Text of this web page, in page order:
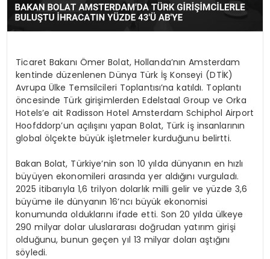
Ticaret Bakanı Ömer Bolat, Hollanda’nın Amsterdam
kentinde düzenlenen Dünya Türk İş Konseyi (DTİK)
Avrupa Ülke Temsilcileri Toplantısı’na katıldı. Toplantı
öncesinde Türk girişimlerden Edelstaal Group ve Orka
Hotels’e ait Radisson Hotel Amsterdam Schiphol Airport
Hoofddorp’un açılışını yapan Bolat, Türk iş insanlarının
global ölçekte büyük işletmeler kurduğunu belirtti.
Bakan Bolat, Türkiye’nin son 10 yılda dünyanın en hızlı
büyüyen ekonomileri arasında yer aldığını vurguladı.
2025 itibarıyla 1,6 trilyon dolarlık milli gelir ve yüzde 3,6
büyüme ile dünyanın 16’ncı büyük ekonomisi
konumunda olduklarını ifade etti. Son 20 yılda ülkeye
290 milyar dolar uluslararası doğrudan yatırım girişi
olduğunu, bunun geçen yıl 13 milyar doları aştığını
söyledi.